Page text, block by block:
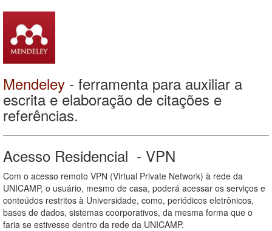
Mendeley - ferramenta para auxiliar a
escrita e elaboração de citações e
referências.
Acesso Residencial - VPN
Com o acesso remoto VPN (Virtual Private Network) à rede da
UNICAMP, o usuário, mesmo de casa, poderá acessar os serviços e
conteúdos restritos à Universidade, como, periódicos eletrônicos,
bases de dados, sistemas coorporativos, da mesma forma que o
faria se estivesse dentro da rede da UNICAMP.